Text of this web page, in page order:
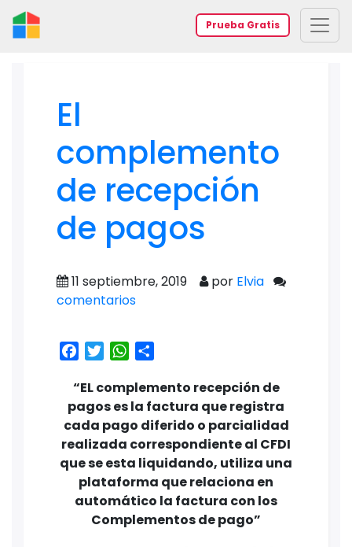
Prueba Gratis
El
complemento
de recepción
de pagos
11 septiembre, 2019 por Elvia
comentarios
Facebook
TwitterWhatsApp
“EL complemento recepción de
pagos es la factura que registra
cada pago diferido o parcialidad
realizada correspondiente al CFDI
que se esta liquidando, utiliza una
plataforma que relaciona en
automático la factura con los
Complementos de pago”